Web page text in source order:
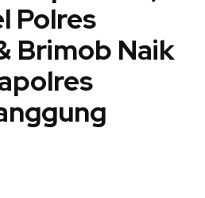
Polres
Brimob Naik